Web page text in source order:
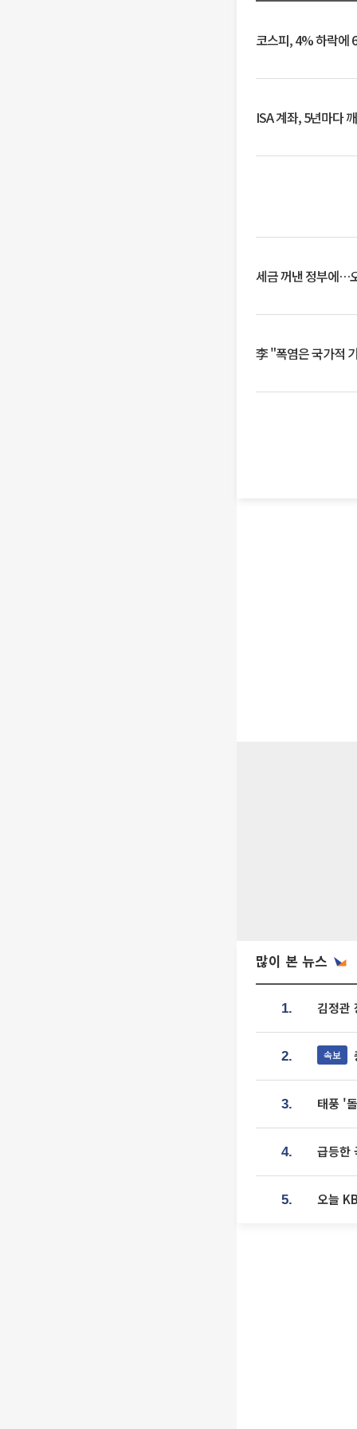
코스피, 4% 하락에
ISA 계좌, 5년마다
세금 꺼낸 정부에…
李 "폭염은 국가적
많이 본 뉴스
1. 김정관
2. 속보
3. 태풍 '
4. 급등한
5. 오늘